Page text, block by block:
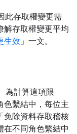
此存取權變更需
解存取權變更平均
生效 」一文。
為計算這項限
色繫結中，每位主
免除資料存取稽核
在不同角色繫結中